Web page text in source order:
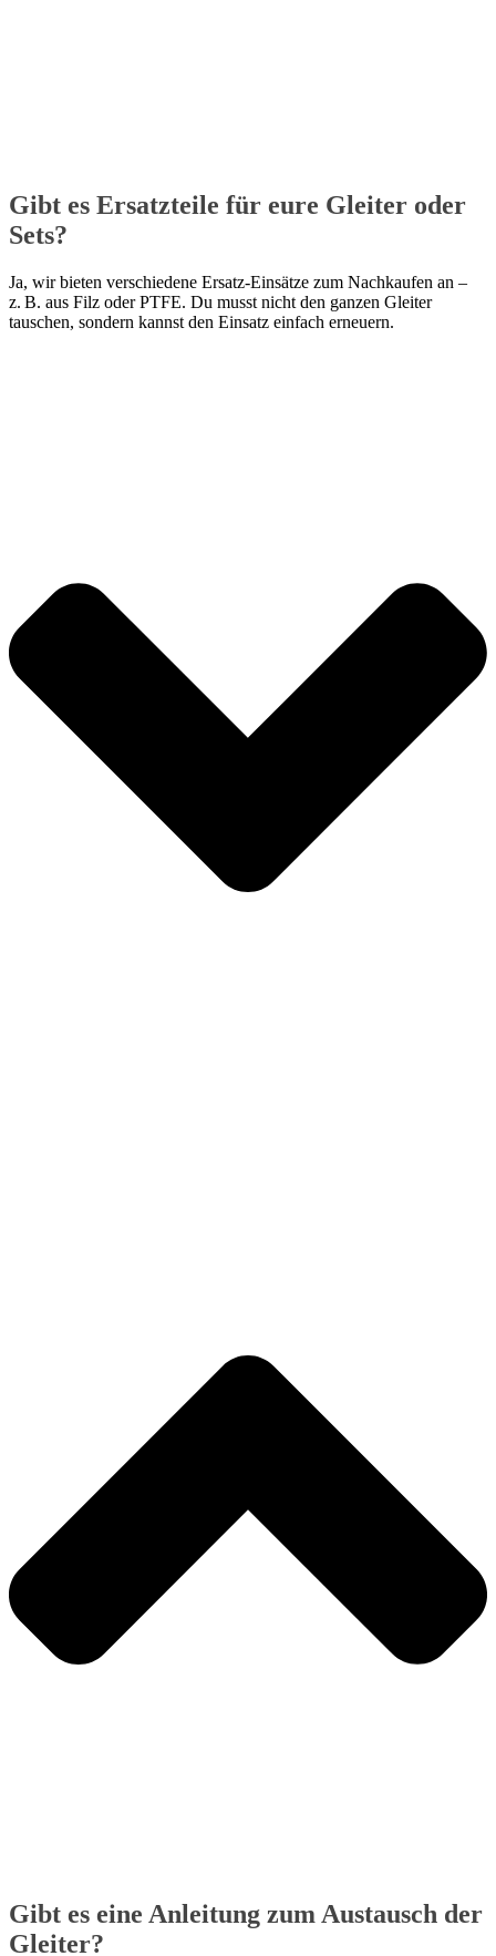
Gibt es Ersatzteile für eure Gleiter oder
Sets?
Ja, wir bieten verschiedene Ersatz-Einsätze zum Nachkaufen an –
z. B. aus Filz oder PTFE. Du musst nicht den ganzen Gleiter
tauschen, sondern kannst den Einsatz einfach erneuern.
Gibt es eine Anleitung zum Austausch der
Gleiter?